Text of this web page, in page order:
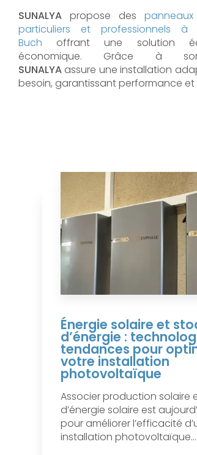
SUNALYA propose des
particuliers et professionnels à
Buch offrant une solution
économique. Grâce à
SUNALYA assure une installation
besoin, garantissant performance et
Énergie solaire et
d’énergie :
tendances pour
votre installation
photovoltaïque
Associer production solaire
d’énergie solaire est
pour améliorer l’efficacité
installation photovoltaïque....